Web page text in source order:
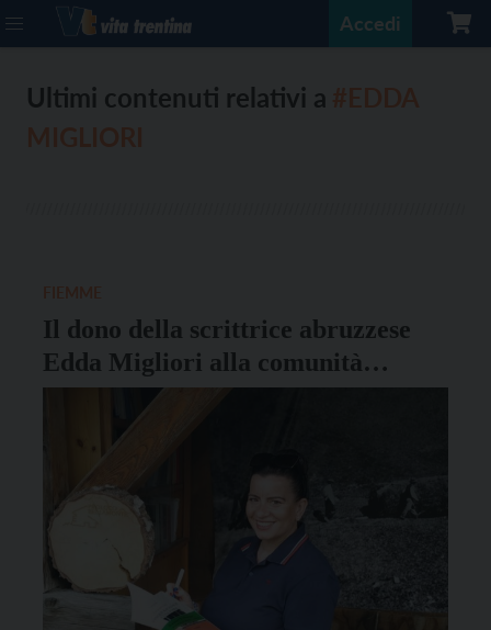
Accedi
Ultimi contenuti relativi a
Il dono della scrittrice abruzzese
Edda Migliori alla comunità
trentina